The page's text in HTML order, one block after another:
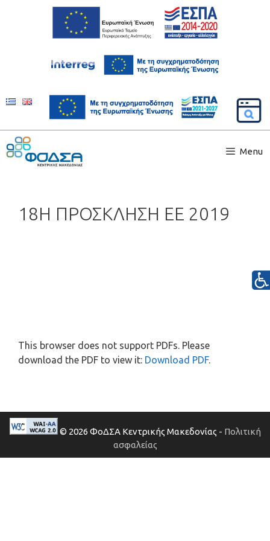
Menu
18Η ΠΡΟΣΚΛΗΣΗ ΕΕ 2019
This browser does not support PDFs. Please
download the PDF to view it: Download PDF.
© 2026 ΦοΔΣΑ Κεντρικής Μακεδονίας - Πολιτική
ασφαλείας